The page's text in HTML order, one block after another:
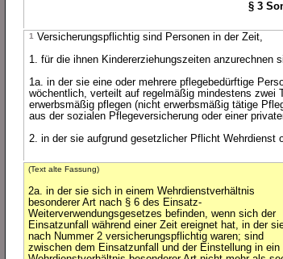
§ 3
1 Versicherungspflichtig sind Personen in der Zeit,
1. für die ihnen Kindererziehungszeiten anzurechnen
1a. in der sie eine oder mehrere pflegebedürftige
wöchentlich, verteilt auf regelmäßig mindestens zwei
erwerbsmäßig pflegen (nicht erwerbsmäßig tätige
aus der sozialen Pflegeversicherung oder einer
2. in der sie aufgrund gesetzlicher Pflicht Wehrdienst
(Text alte Fassung)
2a. in der sie sich in einem Wehrdienstverhältnis
besonderer Art nach § 6 des Einsatz-
Weiterverwendungsgesetzes befinden, wenn sich der
Einsatzunfall während einer Zeit ereignet hat, in der
nach Nummer 2 versicherungspflichtig waren; sind
zwischen dem Einsatzunfall und der Einstellung in ein